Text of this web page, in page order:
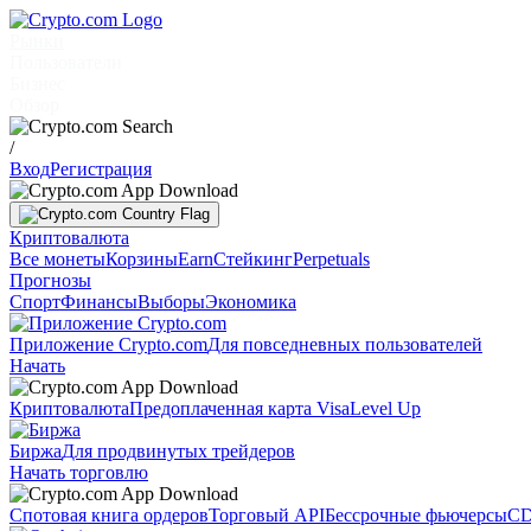
/
ВходРегистрация
Криптовалюта
Все монетыКорзиныEarnСтейкингPerpetuals
Прогнозы
СпортФинансыВыборыЭкономика
Приложение Crypto.comДля повседневных пользователей
Начать
КриптовалютаПредоплаченная карта VisaLevel Up
БиржаДля продвинутых трейдеров
Начать торговлю
Спотовая книга ордеровТорговый APIБессрочные фьючерсы